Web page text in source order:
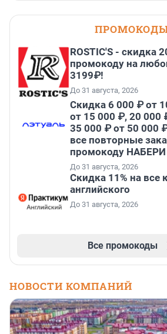
ROSTIC'S - скидка
промокоду на
3199₽!
До 31 августа, 2026
Скидка 6 000 ₽ от
от 15 000 ₽, 20 000
35 000 ₽ от 50 000
все повторные
промокоду НАБЕРИ
До 31 августа, 2026
Скидка 11% на все
английского
До 31 августа, 2026
Все промокоды
НОВОСТИ КОМПАНИЙ